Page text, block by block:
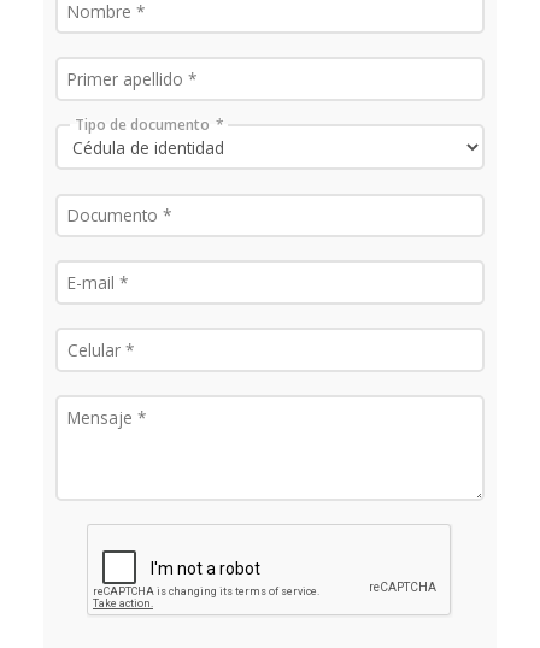
Tipo de documento